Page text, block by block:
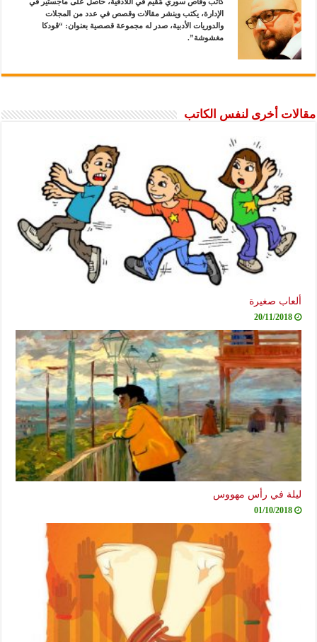
الإدارة، يكتب وينشر مقالات وقصص في عدد من المجلات
والدوريات الأدبية، صدر له مجموعة قصصية بعنوان: “ڤودكا
مغشوشة”.
مقالات أخرى لنفس الكاتب
ألعاب صغيرة
20/11/2018
ليلة في رأس مهووس
01/10/2018